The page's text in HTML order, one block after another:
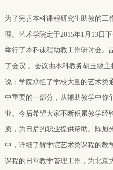
为了完善本科课程研究生助教的工
理。艺术学院定于2015年1月13日
举行了本科课程助教工作研讨会。
了会议 。会议由本科教务胡玉敏
说：学院承担了学校大量的艺术类
中重要的一部分，从辅助教学中你
业。今后希望大家不断积累教学经
质，为日后的职业提供帮助。陈旭
中，详细了解学院艺术类课程的教
课程的日常教学管理工作，为北京